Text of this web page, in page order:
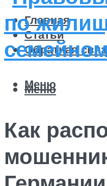
Главная
Статьи
Обратная
Меню
Меню
Как